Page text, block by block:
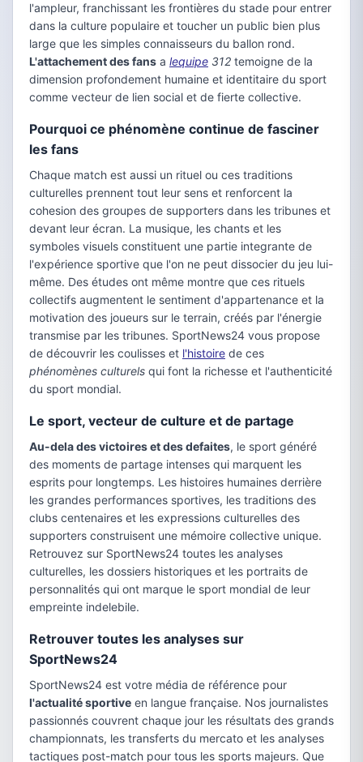
l'ampleur, franchissant les frontières du stade pour entrer
dans la culture populaire et toucher un public bien plus
large que les simples connaisseurs du ballon rond.
L'attachement des fans a lequipe 312 temoigne de la
dimension profondement humaine et identitaire du sport
comme vecteur de lien social et de fierte collective.
Pourquoi ce phénomène continue de fasciner
les fans
Chaque match est aussi un rituel ou ces traditions
culturelles prennent tout leur sens et renforcent la
cohesion des groupes de supporters dans les tribunes et
devant leur écran. La musique, les chants et les
symboles visuels constituent une partie integrante de
l'expérience sportive que l'on ne peut dissocier du jeu lui-
même. Des études ont même montre que ces rituels
collectifs augmentent le sentiment d'appartenance et la
motivation des joueurs sur le terrain, créés par l'énergie
transmise par les tribunes. SportNews24 vous propose
de découvrir les coulisses et l'histoire de ces
phénomènes culturels qui font la richesse et l'authenticité
du sport mondial.
Le sport, vecteur de culture et de partage
Au-dela des victoires et des defaites, le sport généré
des moments de partage intenses qui marquent les
esprits pour longtemps. Les histoires humaines derrière
les grandes performances sportives, les traditions des
clubs centenaires et les expressions culturelles des
supporters construisent une mémoire collective unique.
Retrouvez sur SportNews24 toutes les analyses
culturelles, les dossiers historiques et les portraits de
personnalités qui ont marque le sport mondial de leur
empreinte indelebile.
Retrouver toutes les analyses sur
SportNews24
SportNews24 est votre média de référence pour
l'actualité sportive en langue française. Nos journalistes
passionnés couvrent chaque jour les résultats des grands
championnats, les transferts du mercato et les analyses
tactiques post-match pour tous les sports majeurs. Que